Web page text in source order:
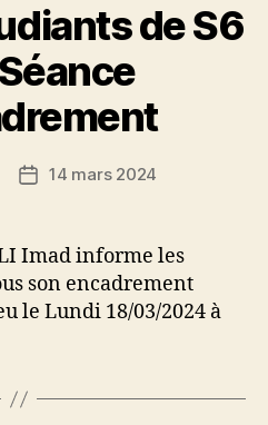
de S6
Date14 mars 2024
Imad informe les
son encadrement
le Lundi 18/03/2024 à